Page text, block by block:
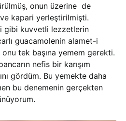
onun üzerine de
kapari yerleştirilmişti.
gibi kuvvetli lezzetlerin
guacamolenin alamet-i
onu tek başına yemem gerekti.
nefis bir karışım
gördüm. Bu yemekte daha
bu denemenin gerçekten